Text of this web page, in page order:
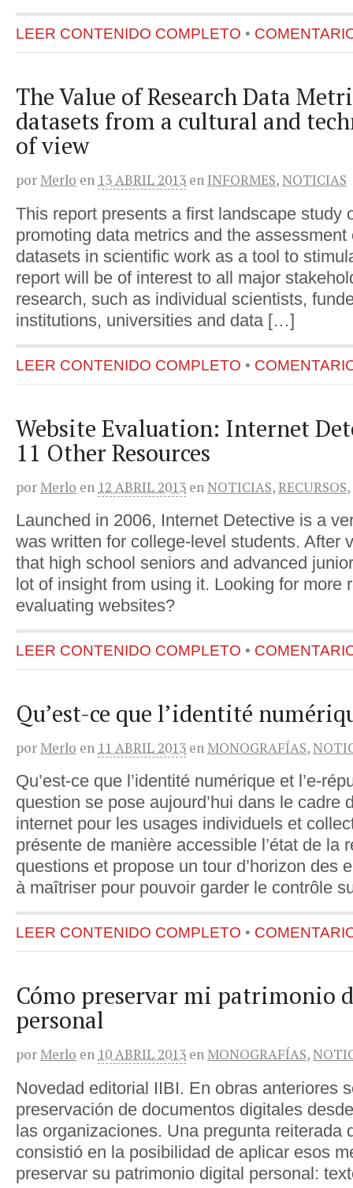
LEER CONTENIDO COMPLETO •
The Value of Research Data
datasets from a cultural and
of view
por Merlo en 13 ABRIL 2013 enINFORMES,NOTICIAS
This report presents a first landscape study
promoting data metrics and the assessment
datasets in scientific work as a tool to
report will be of interest to all major
research, such as individual scientists,
institutions, universities and data […]
LEER CONTENIDO COMPLETO •
Website Evaluation: Internet
11 Other Resources
por Merlo en 12 ABRIL 2013 enNOTICIAS,RECURSOS,
Launched in 2006, Internet Detective is a
was written for college-level students. After
that high school seniors and advanced
lot of insight from using it. Looking for more
evaluating websites?
LEER CONTENIDO COMPLETO •
Qu’est-ce que l’identité
por Merlo en 11 ABRIL 2013 en MONOGRAFÍAS,
Qu’est-ce que l’identité numérique et l’e-
question se pose aujourd’hui dans le cadre
internet pour les usages individuels et
présente de manière accessible l’état de la
questions et propose un tour d’horizon des
à maîtriser pour pouvoir garder le contrôle
LEER CONTENIDO COMPLETO •
Cómo preservar mi patrimonio
personal
por Merlo en 10 ABRIL 2013 en MONOGRAFÍAS,
Novedad editorial IIBI. En obras anteriores
preservación de documentos digitales
las organizaciones. Una pregunta reiterada
consistió en la posibilidad de aplicar esos
preservar su patrimonio digital personal: